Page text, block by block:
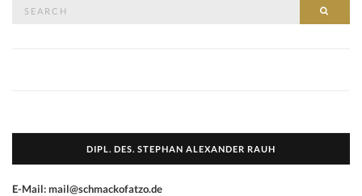
DIPL. DES. STEPHAN ALEXANDER RAUH
E-Mail: mail@schmackofatzo.de